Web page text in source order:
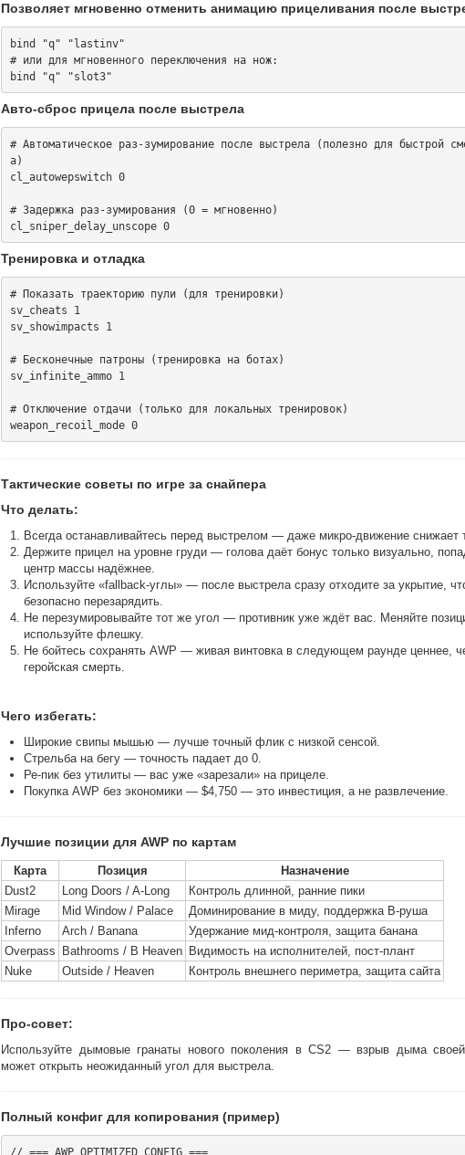
Позволяет мгновенно отменить анимацию прицеливания после
bind "q" "lastinv"
# или для мгновенного переключения на нож:
Авто-сброс прицела после выстрела
# Автоматическое раз-зумирование после выстрела (полезно для быстрой
а)
cl_autowepswitch 0
# Задержка раз-зумирования (0 = мгновенно)
cl_sniper_delay_unscope 0
Тренировка и отладка
# Показать траекторию пули (для тренировки)
sv_cheats 1
sv_showimpacts 1
# Бесконечные патроны (тренировка на ботах)
sv_infinite_ammo 1
# Отключение отдачи (только для локальных тренировок)
weapon_recoil_mode 0
Тактические советы по игре за снайпера
Что делать:
Всегда останавливайтесь перед выстрелом — даже микро-движение снижает
Держите прицел на уровне груди — голова даёт бонус только визуально,
центр массы надёжнее.
Используйте «fallback-углы» — после выстрела сразу отходите за укрытие,
безопасно перезарядить.
Не перезумировывайте тот же угол — противник уже ждёт вас. Меняйте
используйте флешку.
Не бойтесь сохранять AWP — живая винтовка в следующем раунде ценнее,
геройская смерть.
Чего избегать:
Широкие свипы мышью — лучше точный флик с низкой сенсой.
Стрельба на бегу — точность падает до 0.
Ре-пик без утилиты — вас уже «зарезали» на прицеле.
Покупка AWP без экономики — $4,750 — это инвестиция, а не развлечение.
Лучшие позиции для AWP по картам
Карта Позиция
Назначение
Dust2
Long Doors / A-Long
Контроль длинной, ранние пики
Mirage
Mid Window / Palace
Доминирование в миду, поддержка B-руша
Inferno
Arch / Banana
Удержание мид-контроля, защита банана
Overpass
Bathrooms / B Heaven Видимость на исполнителей, пост-плант
Nuke
Outside / Heaven Контроль внешнего периметра, защита сайта
Про-совет:
Используйте дымовые гранаты нового поколения в CS2 — взрыв дыма своей
может открыть неожиданный угол для выстрела.
Полный конфиг для копирования (пример)
// === AWP OPTIMIZED CONFIG ===